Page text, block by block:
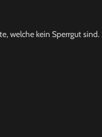
welche kein Sperrgut